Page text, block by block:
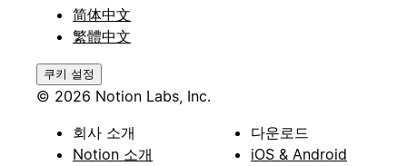
简体中文
繁體中文
쿠키 설정
© 2026 Notion Labs, Inc.
회사 소개
Notion 소개
다운로드
iOS & Android